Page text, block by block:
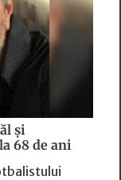
și
68 de ani